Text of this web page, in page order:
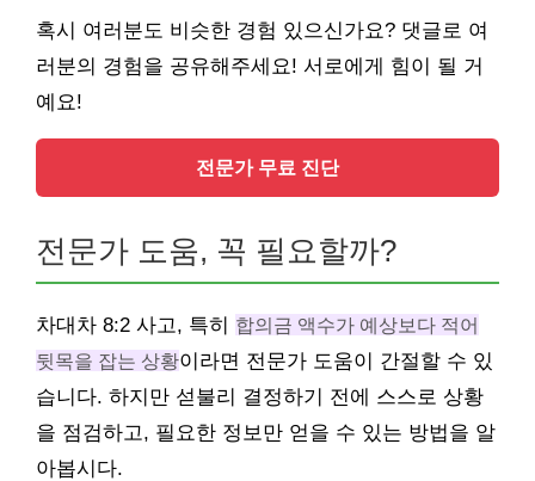
혹시 여러분도 비슷한 경험 있으신가요? 댓글로 여
러분의 경험을 공유해주세요! 서로에게 힘이 될 거
예요!
전문가 무료 진단
전문가 도움, 꼭 필요할까?
차대차 8:2 사고, 특히 합의금 액수가 예상보다 적어
뒷목을 잡는 상황이라면 전문가 도움이 간절할 수 있
습니다. 하지만 섣불리 결정하기 전에 스스로 상황
을 점검하고, 필요한 정보만 얻을 수 있는 방법을 알
아봅시다.